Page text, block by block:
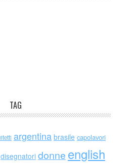
TAG
argentina brasile capolavori
disegnatori donne english